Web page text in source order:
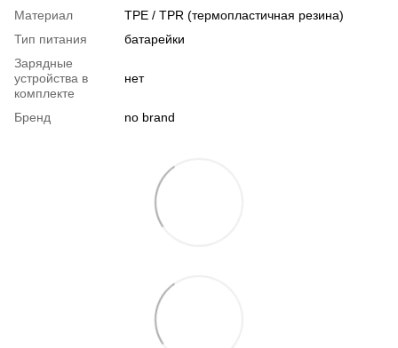
Материал
TPE / TPR (термопластичная резина)
Тип питания
батарейки
Зарядные
устройства в
комплекте
нет
Бренд no brand